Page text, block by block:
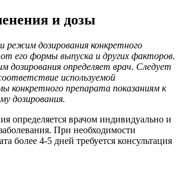
и дозы
режим дозирования конкретного
его формы выпуска и других факторов.
определяет врач. Следует
используемой
конкретного препарата показаниям к
дозирования.
определяется врачом индивидуально и
При необходимости
более 4-5 дней требуется консультация